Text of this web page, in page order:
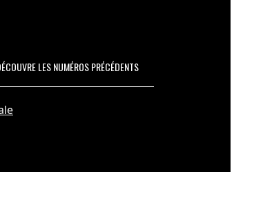
LES NUMÉROS PRÉCÉDENTS